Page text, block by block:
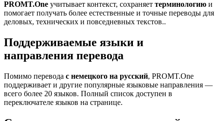
PROMT.One учитывает контекст, сохраняет терминологию и
помогает получать более естественные и точные переводы для
деловых, технических и повседневных текстов..
Поддерживаемые языки и
направления перевода
Помимо перевода с немецкого на русский, PROMT.One
поддерживает и другие популярные языковые направления —
всего более 20 языков. Полный список доступен в
переключателе языков на странице.